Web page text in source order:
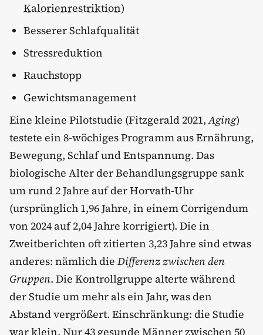
Kalorienrestriktion)
Besserer Schlafqualität
Stressreduktion
Rauchstopp
Gewichtsmanagement
Eine kleine Pilotstudie (Fitzgerald 2021,Aging)
testete ein 8-wöchiges Programm aus Ernährung,
Bewegung, Schlaf und Entspannung. Das
biologische Alter der Behandlungsgruppe sank
um rund 2 Jahre auf der Horvath-Uhr
(ursprünglich 1,96 Jahre, in einem Corrigendum
von 2024 auf 2,04 Jahre korrigiert). Die in
Zweitberichten oft zitierten 3,23 Jahre sind etwas
anderes: nämlich die Differenz zwischen den
Gruppen. Die Kontrollgruppe alterte während
der Studie um mehr als ein Jahr, was den
Abstand vergrößert. Einschränkung: die Studie
war klein. Nur 43 gesunde Männer zwischen 50